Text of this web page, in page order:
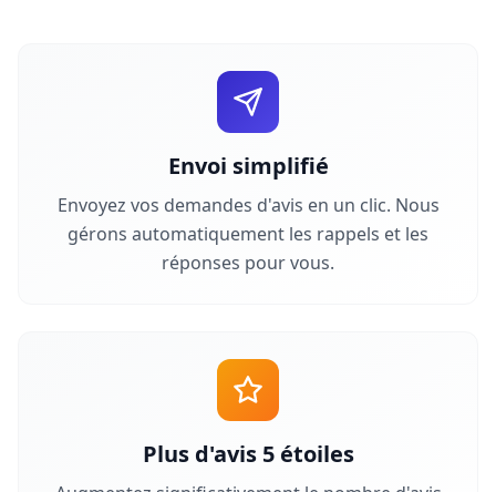
Envoi simplifié
Envoyez vos demandes d'avis en un clic. Nous
gérons automatiquement les rappels et les
réponses pour vous.
Plus d'avis 5 étoiles